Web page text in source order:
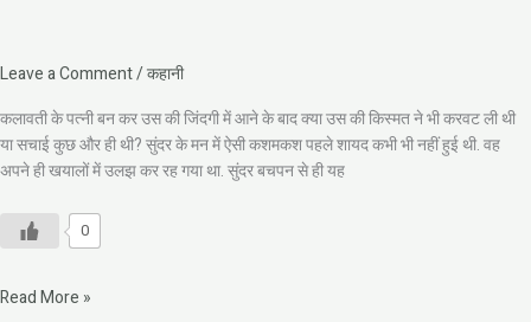
Leave a Comment/कहानी
कलावती के पत्नी बन कर उस की जिंदगी में आने के बाद क्या उस की किस्मत ने भी करवट ली थी
या सचाई कुछ और ही थी? सुंदर के मन में ऐसी कशमकश पहले शायद कभी भी नहीं हुई थी. वह
अपने ही खयालों में उलझ कर रह गया था. सुंदर बचपन से ही यह
0
Read More »